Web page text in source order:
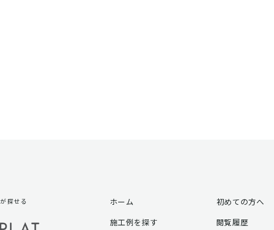
探せる
ホーム
施工例を探す
初めての方へ
閲覧履歴